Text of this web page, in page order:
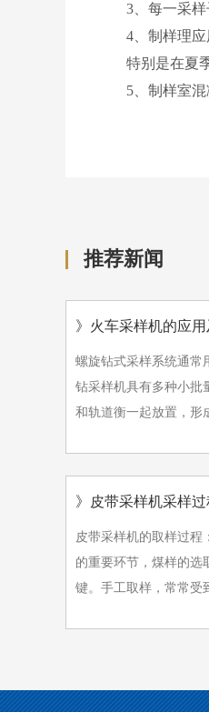
3、每一采样
4、制样理应
特别是在夏季
5、制样室混凝
推荐新闻
》火车采样机的应
螺旋钻式采样系统通常
钻采样机具有多种小批
和轨道衡一起放置，
皮带采样机的取样过程
的重要环节，煤样的选
键。手工取样，常常